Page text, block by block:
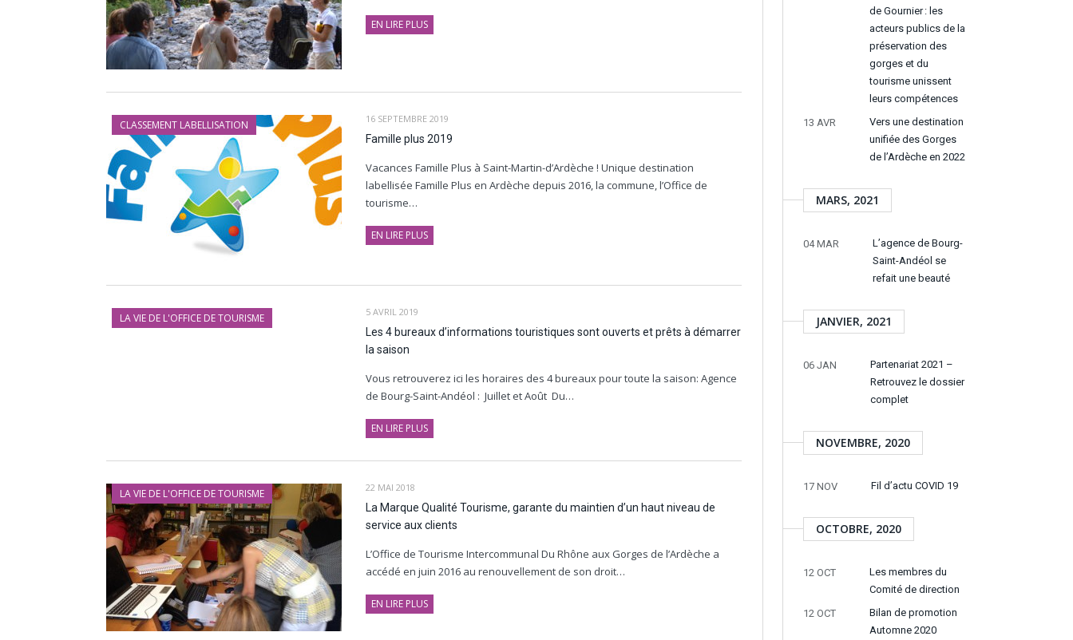
EN LIRE PLUS
CLASSEMENT LABELLISATION 16 SEPTEMBRE 2019
Famille plus 2019
Vacances Famille Plus à Saint-Martin-d’Ardèche ! Unique destination
labellisée Famille Plus en Ardèche depuis 2016, la commune, l’Office de
tourisme…
EN LIRE PLUS
LA VIE DE L'OFFICE DE TOURISME 5 AVRIL 2019
Les 4 bureaux d’informations touristiques sont ouverts et prêts à démarrer
la saison
Vous retrouverez ici les horaires des 4 bureaux pour toute la saison: Agence
de Bourg-Saint-Andéol : Juillet et Août Du…
EN LIRE PLUS
LA VIE DE L'OFFICE DE TOURISME 22 MAI 2018
La Marque Qualité Tourisme, garante du maintien d’un haut niveau de
service aux clients
L’Office de Tourisme Intercommunal Du Rhône aux Gorges de l’Ardèche a
accédé en juin 2016 au renouvellement de son droit…
EN LIRE PLUS
de Gournier : les
acteurs publics de la
préservation des
gorges et du
tourisme unissent
leurs compétences
13 AVR
Vers une destination
unifiée des Gorges
de l’Ardèche en 2022
MARS, 2021
04 MAR
L’agence de Bourg-
Saint-Andéol se
refait une beauté
JANVIER, 2021
06 JAN
Partenariat 2021 –
Retrouvez le dossier
complet
NOVEMBRE, 2020
17 NOV Fil d’actu COVID 19
OCTOBRE, 2020
12 OCT
Les membres du
Comité de direction
12 OCT
Bilan de promotion
Automne 2020